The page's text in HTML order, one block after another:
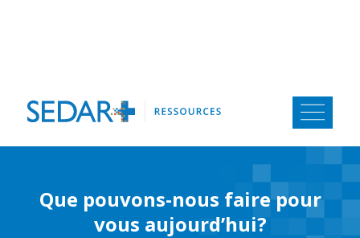
contenu
Que pouvons-nous faire pour
vous aujourd’hui?